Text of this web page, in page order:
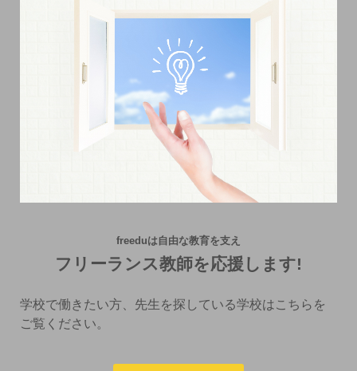
freeduは自由な教育を支え
フリーランス教師を応援します!
学校で働きたい方、先生を探している学校はこちらを
ご覧ください。